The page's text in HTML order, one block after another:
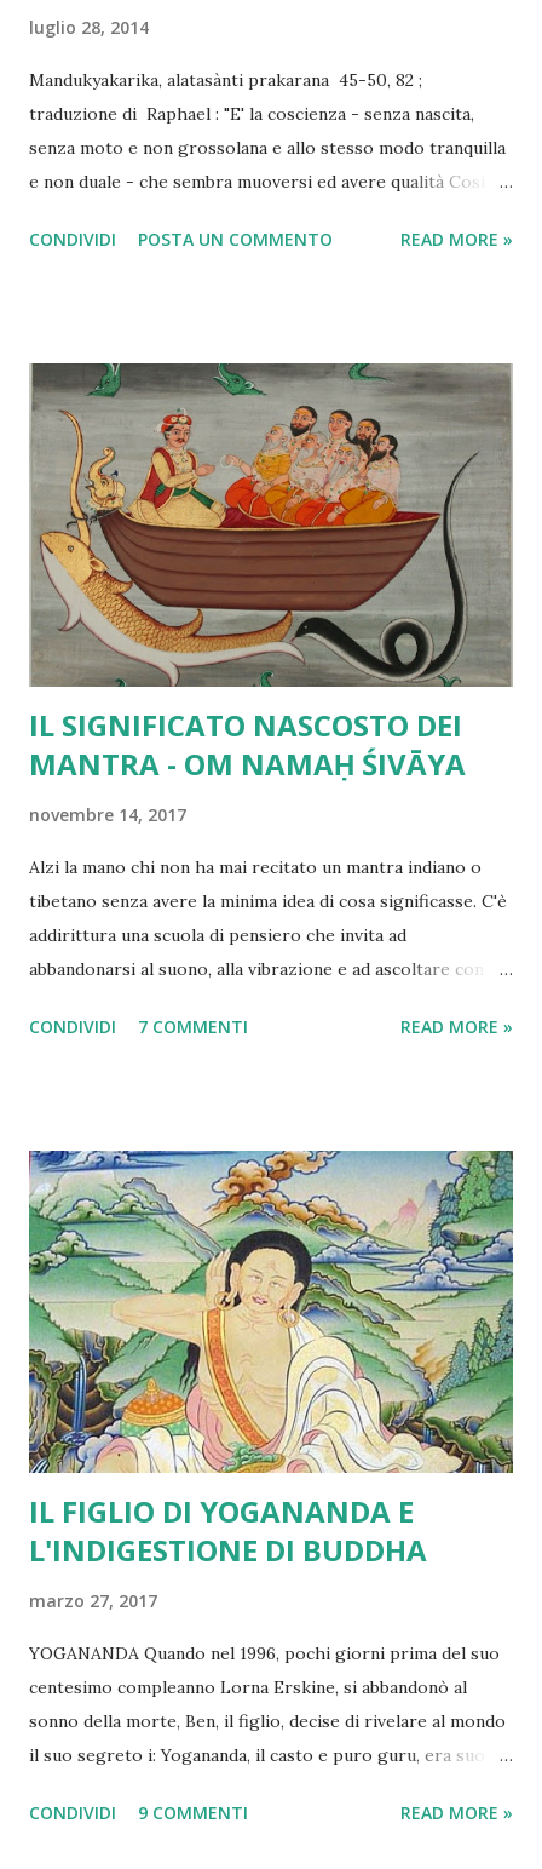
luglio 28, 2014
Mandukyakarika, alatasànti prakarana 45-50, 82 ;
traduzione di Raphael : "E' la coscienza - senza nascita,
senza moto e non grossolana e allo stesso modo tranquilla
e non duale - che sembra muoversi ed avere qualità Così la
nascita. Coloro i quali conoscono ciò non cadono
conosciuto. Come il tizzone ardente quando non è in moto
diviene libero dalle apparenze e dalla nascita, cosi la
coscienza quando non è in movimento rimane libera dalle
apparenze e dalla nascita. Quando il tizzone ardente è in
moto , le apparenze non gli provengono da nessuna parte.
Né esse vanno in altro luogo quando il tizzone ardente è
fermo, né ad esso ritornano. Le apparenze non
provengono dal tizzone ardente a causa della loro
mancanza di sostanzialità. Anche nei...
CONDIVIDI POSTA UN COMMENTO READ MORE »
IL SIGNIFICATO NASCOSTO DEI
MANTRA - OM NAMAḤ ŚIVĀYA
novembre 14, 2017
Alzi la mano chi non ha mai recitato un mantra indiano o
tibetano senza avere la minima idea di cosa significasse. C'è
addirittura una scuola di pensiero che invita ad
abbandonarsi al suono, alla vibrazione e ad ascoltare con il
giudizio assai più affidabile della razionalità, e
nell'universo è vibrazione e ovviamente quel che conta è il
risultato. Se uno recita 108 volte Om Namaha Shivaya senza
sapere che vuol dire e poi si sente in pace con il mondo, va
bene così. Anzi va MOLTO bene! Ma bisogna considerare
che nei testi "tecnici" dello yoga, non numerosissimi, si
parla di una serie di valenze simboliche, modalità di
pronuncia e possibilità di "utilizzo" che, secondo me, la
maggi...
CONDIVIDI 7 COMMENTI READ MORE »
IL FIGLIO DI YOGANANDA E
L'INDIGESTIONE DI BUDDHA
marzo 27, 2017
YOGANANDA Quando nel 1996, pochi giorni prima del suo
centesimo compleanno Lorna Erskine, si abbandonò al
sonno della morte, Ben, il figlio, decise di rivelare al mondo
il suo segreto i: Yogananda, il casto e puro guru, era suo
battaglia legale a colpi di foto, rivelazioni pruriginose ed
CONDIVIDI 9 COMMENTI READ MORE »